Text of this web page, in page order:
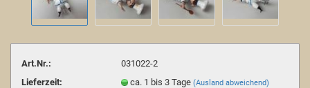
Art.Nr.:
031022-2
Lieferzeit:
ca. 1 bis 3 Tage (Ausland abweichend)